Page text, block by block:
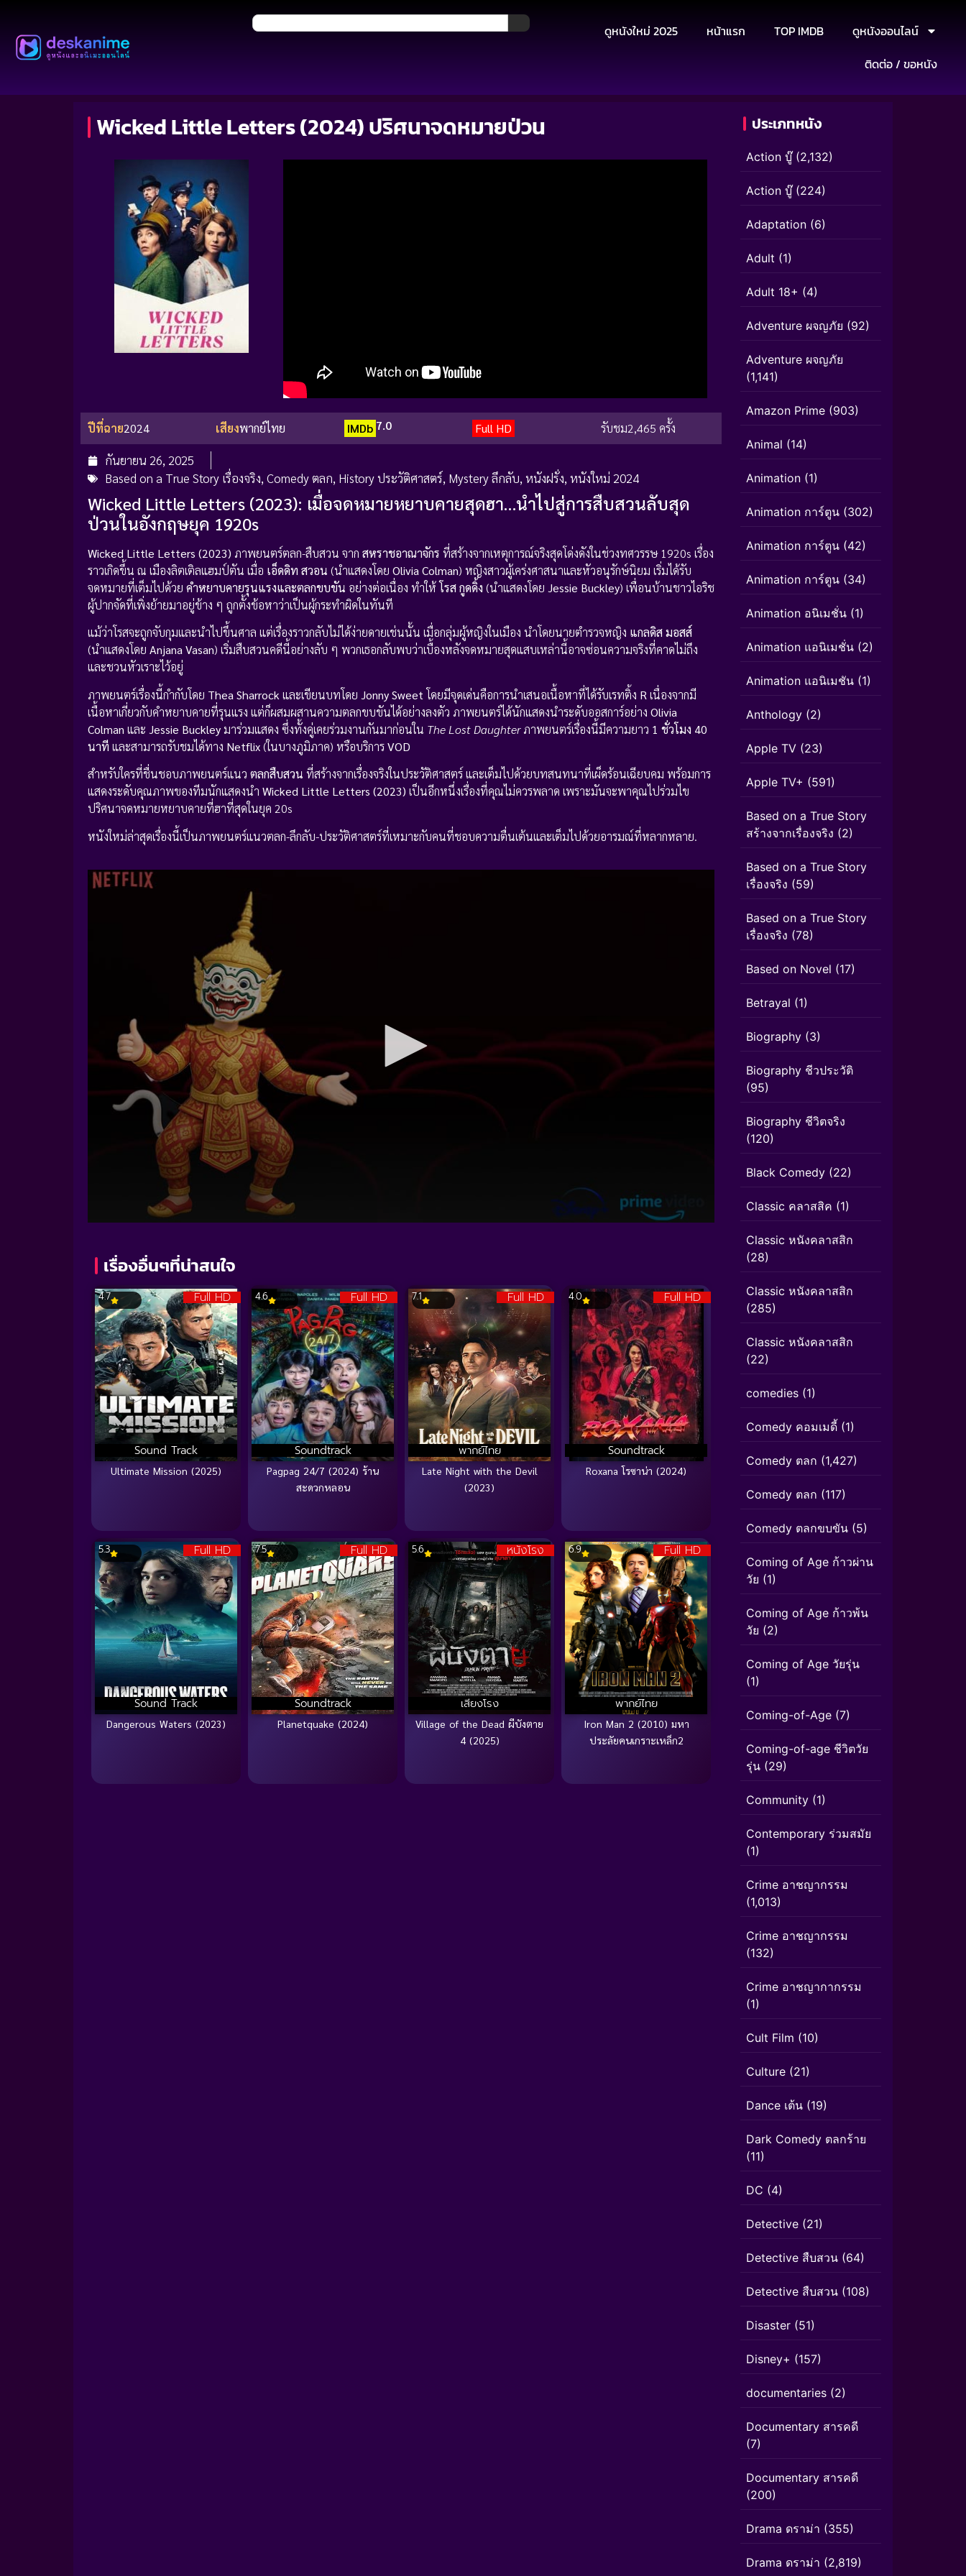
ดูหนังใหม่ 2025 หน้าแรก TOP IMDB
ดูหนังออนไลน์
ติดต่อ / ขอหนัง
Wicked Little Letters (2024) ปริศนาจดหมายป่วน
ปีที่ฉาย2024 เสียงพากย์ไทย IMDb 7.0 Full HD รับชม2,465 ครั้ง
กันยายน 26, 2025
Based on a True Story เรื่องจริง, Comedy ตลก, History ประวัติศาสตร์, Mystery ลึกลับ, หนังฝรั่ง, หนังใหม่ 2024
Wicked Little Letters (2023): เมื่อจดหมายหยาบคายสุดฮา…นำไปสู่การสืบสวนลับสุด
ป่วนในอังกฤษยุค 1920s
Wicked Little Letters (2023) ภาพยนตร์ตลก-สืบสวน จาก สหราชอาณาจักร ที่สร้างจากเหตุการณ์จริงสุดโด่งดังในช่วงทศวรรษ 1920s เรื่อง
ราวเกิดขึ้น ณ เมืองลิตเติลแฮมป์ตัน เมื่อ เอ็ดดิท สวอน (นำแสดงโดย Olivia Colman) หญิงสาวผู้เคร่งศาสนาและหัวอนุรักษ์นิยม เริ่มได้รับ
จดหมายที่เต็มไปด้วย คำหยาบคายรุนแรงและตลกขบขัน อย่างต่อเนื่อง ทำให้โรส กูดดิ้ง (นำแสดงโดย Jessie Buckley) เพื่อนบ้านชาวไอริช
ผู้ปากจัดที่เพิ่งย้ายมาอยู่ข้าง ๆ ถูกตั้งข้อหาว่าเป็นผู้กระทำผิดในทันที
แม้ว่าโรสจะถูกจับกุมและนำไปขึ้นศาล แต่เรื่องราวกลับไม่ได้ง่ายดายเช่นนั้น เมื่อกลุ่มผู้หญิงในเมือง นำโดยนายตำรวจหญิง แกลดิส มอสส์
(นำแสดงโดย Anjana Vasan) เริ่มสืบสวนคดีนี้อย่างลับ ๆ พวกเธอกลับพบว่าเบื้องหลังจดหมายสุดแสบเหล่านี้อาจซ่อนความจริงที่คาดไม่ถึง
และชวนหัวเราะไว้อยู่
ภาพยนตร์เรื่องนี้กำกับโดย Thea Sharrock และเขียนบทโดย Jonny Sweet โดยมีจุดเด่นคือการนำเสนอเนื้อหาที่ได้รับเรทติ้ง R เนื่องจากมี
เนื้อหาเกี่ยวกับคำหยาบคายที่รุนแรง แต่ก็ผสมผสานความตลกขบขันได้อย่างลงตัว ภาพยนตร์ได้นักแสดงนำระดับออสการ์อย่าง Olivia
Colman และ Jessie Buckleyมาร่วมแสดง ซึ่งทั้งคู่เคยร่วมงานกันมาก่อนใน The Lost Daughterภาพยนตร์เรื่องนี้มีความยาว 1 ชั่วโมง 40
นาที และสามารถรับชมได้ทาง Netflix(ในบางภูมิภาค) หรือบริการVOD
สำหรับใครที่ชื่นชอบภาพยนตร์แนว ตลกสืบสวน ที่สร้างจากเรื่องจริงในประวัติศาสตร์ และเต็มไปด้วยบทสนทนาที่เผ็ดร้อนเฉียบคม พร้อมการ
แสดงระดับคุณภาพของทีมนักแสดงนำ Wicked Little Letters (2023) เป็นอีกหนึ่งเรื่องที่คุณไม่ควรพลาด เพราะมันจะพาคุณไปร่วมไข
ปริศนาจดหมายหยาบคายที่ฮาที่สุดในยุค 20s
หนังใหม่ล่าสุดเรื่องนี้เป็นภาพยนตร์แนวตลก-ลึกลับ-ประวัติศาสตร์ที่เหมาะกับคนที่ชอบความตื่นเต้นและเต็มไปด้วยอารมณ์ที่หลากหลาย.
เรื่องอื่นๆที่น่าสนใจ
Full HD
Sound Track
4.7
Ultimate Mission (2025)
Full HD
Soundtrack
4.6
Pagpag 24/7 (2024) ร้าน
สะดวกหลอน
Full HD
พากย์ไทย
7.1
Late Night with the Devil
(2023)
Full HD
Soundtrack
4.0
Roxana โรซาน่า (2024)
Full HD
Sound Track
5.3
Dangerous Waters (2023)
Full HD
Soundtrack
7.5
Planetquake (2024)
หนังโรง
เสียงโรง
5.6
Village of the Dead ผีบังตาย
4 (2025)
Full HD
พากย์ไทย
6.9
Iron Man 2 (2010) มหา
ประลัยคนเกราะเหล็ก2
ประเภทหนัง
Action บู๊(2,132)
Action บู๊(224)
Adaptation (6)
Adult (1)
Adult 18+ (4)
Adventure ผจญภัย (92)
Adventure ผจญภัย
(1,141)
Amazon Prime (903)
Animal (14)
Animation (1)
Animation การ์ตูน (302)
Animation การ์ตูน (42)
Animation การ์ตูน (34)
Animation อนิเมชั่น (1)
Animation แอนิเมชั่น (2)
Animation แอนิเมชัน (1)
Anthology (2)
Apple TV (23)
Apple TV+ (591)
Based on a True Story
สร้างจากเรื่องจริง (2)
Based on a True Story
เรื่องจริง (59)
Based on a True Story
เรื่องจริง (78)
Based on Novel (17)
Betrayal (1)
Biography (3)
Biography ชีวประวัติ
(95)
Biography ชีวิตจริง
(120)
Black Comedy (22)
Classic คลาสสิค (1)
Classic หนังคลาสสิก
(28)
Classic หนังคลาสสิก
(285)
Classic หนังคลาสสิก
(22)
comedies (1)
Comedy คอมเมดี้ (1)
Comedy ตลก (1,427)
Comedy ตลก (117)
Comedy ตลกขบขัน (5)
Coming of Age ก้าวผ่าน
วัย (1)
Coming of Age ก้าวพ้น
วัย (2)
Coming of Age วัยรุ่น
(1)
Coming-of-Age (7)
Coming-of-age ชีวิตวัย
รุ่น (29)
Community (1)
Contemporary ร่วมสมัย
(1)
Crime อาชญากรรม
(1,013)
Crime อาชญากรรม
(132)
Crime อาชญากากรรม
(1)
Cult Film (10)
Culture (21)
Dance เต้น (19)
Dark Comedy ตลกร้าย
(11)
DC (4)
Detective (21)
Detective สืบสวน (64)
Detective สืบสวน (108)
Disaster (51)
Disney+ (157)
documentaries (2)
Documentary สารคดี
(7)
Documentary สารคดี
(200)
Drama ดราม่า (355)
Drama ดราม่า (2,819)